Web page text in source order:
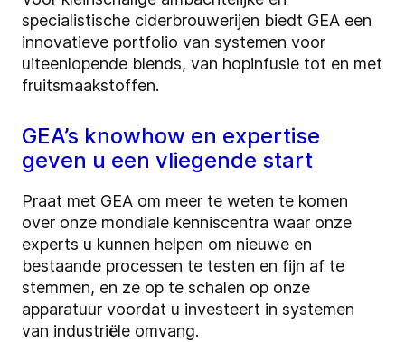
specialistische ciderbrouwerijen biedt GEA een
innovatieve portfolio van systemen voor
uiteenlopende blends, van hopinfusie tot en met
fruitsmaakstoffen.
GEA’s knowhow en expertise
geven u een vliegende start
Praat met GEA om meer te weten te komen
over onze mondiale kenniscentra waar onze
experts u kunnen helpen om nieuwe en
bestaande processen te testen en fijn af te
stemmen, en ze op te schalen op onze
apparatuur voordat u investeert in systemen
van industriële omvang.